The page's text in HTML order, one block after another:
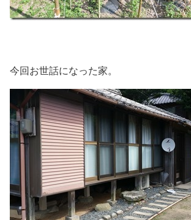
今回お世話になった家。